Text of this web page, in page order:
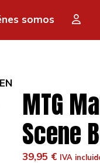
somos
MTG
Scene
39,95 € IVA